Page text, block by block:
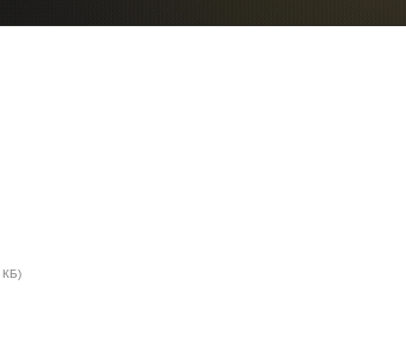
КБ)